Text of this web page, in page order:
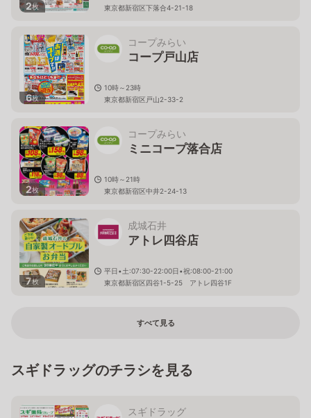
2枚 東京都新宿区下落合4-21-18
6枚
コープみらい
コープ戸山店
10時～23時
東京都新宿区戸山2-33-2
2枚
コープみらい
ミニコープ落合店
10時～21時
東京都新宿区中井2-24-13
7枚
成城石井
アトレ四谷店
平日•土:07:30-22:00日•祝:08:00-21:00
東京都新宿区四谷1-5-25 アトレ四谷1F
すべて見る
スギドラッグのチラシを見る
スギドラッグ